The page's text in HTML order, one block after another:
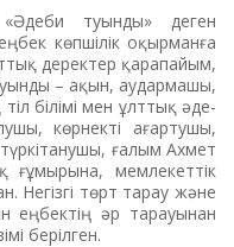
туынды» деген
көпшілік оқырманға
деректер қарапайым,
– ақын, аудармашы,
білімі мен ұлттық әде­
көрнекті ағартушы,
ғалым Ахмет
ғұмырына, мем­ле­кет­тік
Негізгі төрт тарау және
еңбектің әр тарауынан
берілген.